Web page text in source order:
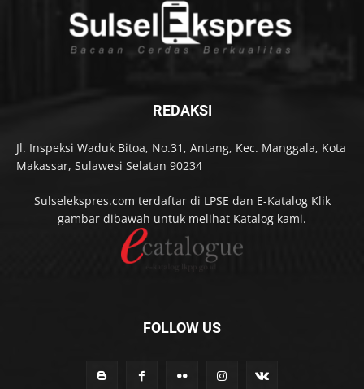
REDAKSI
Jl. Inspeksi Waduk Bitoa, No.31, Antang, Kec. Manggala, Kota
Makassar, Sulawesi Selatan 90234
Sulselekspres.com terdaftar di LPSE dan E-Katalog Klik
gambar dibawah untuk melihat Katalog kami.
FOLLOW US